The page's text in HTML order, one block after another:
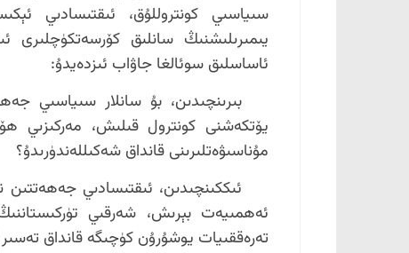
سىياسىي كونتروللۇق، ئىقتىسادىي
يىمىرىلىشنىڭ سانلىق كۆرسەتكۈچلىرى
ئاساسلىق سوئالغا جاۋاب ئىزدەيدۇ:
بىرىنچىدىن، بۇ سانلار سىياسىي
يۆتكەشنى كونترول قىلىش، مەركىزىي
مۇناسىۋەتلىرىنى قانداق شەكىللەندۈرىدۇ؟
ئىككىنچىدىن، ئىقتىسادىي جەھەتتىن
ئەھمىيەت بېرىش، شەرقىي
تەرەققىيات يوشۇرۇن كۈچىگە قانداق